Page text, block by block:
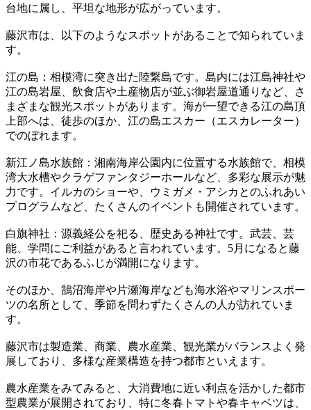
台地に属し、平坦な地形が広がっています。
藤沢市は、以下のようなスポットがあることで知られていま
す。
江の島：相模湾に突き出た陸繋島です。島内には江島神社や
江の島岩屋、飲食店や土産物店が並ぶ御岩屋道通りなど、さ
まざまな観光スポットがあります。海が一望できる江の島頂
上部へは、徒歩のほか、江の島エスカー（エスカレーター）
でのぼれます。
新江ノ島水族館：湘南海岸公園内に位置する水族館で、相模
湾大水槽やクラゲファンタジーホールなど、多彩な展示が魅
力です。イルカのショーや、ウミガメ・アシカとのふれあい
プログラムなど、たくさんのイベントも開催されています。
白旗神社：源義経公を祀る、歴史ある神社です。武芸、芸
能、学問にご利益があると言われています。5月になると藤
沢の市花であるふじが満開になります。
そのほか、鵠沼海岸や片瀬海岸なども海水浴やマリンスポー
ツの名所として、季節を問わずたくさんの人が訪れていま
す。
藤沢市は製造業、商業、農水産業、観光業がバランスよく発
展しており、多様な産業構造を持つ都市といえます。
農水産業をみてみると、大消費地に近い利点を活かした都市
型農業が展開されており、特に冬春トマトや春キャベツは、